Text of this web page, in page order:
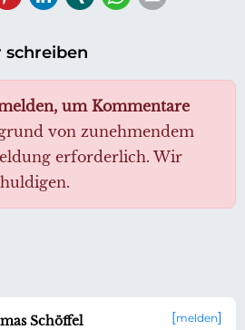
um Kommentare
von zunehmendem
erforderlich. Wir
melden
Schöffel